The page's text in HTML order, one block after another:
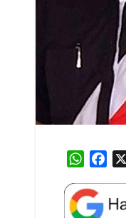
W
a
t
e